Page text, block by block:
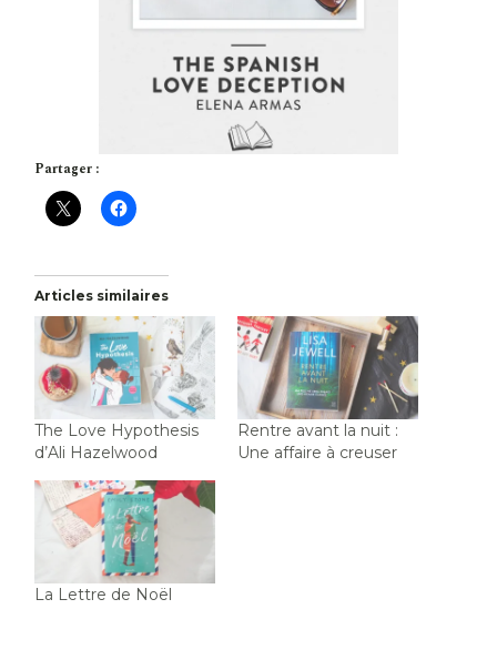
Partager :
Articles similaires
The Love Hypothesis
d’Ali Hazelwood
Rentre avant la nuit :
Une affaire à creuser
La Lettre de Noël